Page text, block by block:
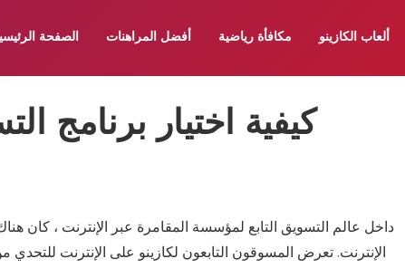
الصفحة أفضل المراهنات مكافأة رياضية ألعاب الكازينو
كيفية اختيار برنامج
داخل عالم التسويق التابع لمؤسسة المقامرة عبر الإنترنت ، كان
الإنترنت. تعرض المسوقون التابعون لكازينو على الإنترنت للتحدي